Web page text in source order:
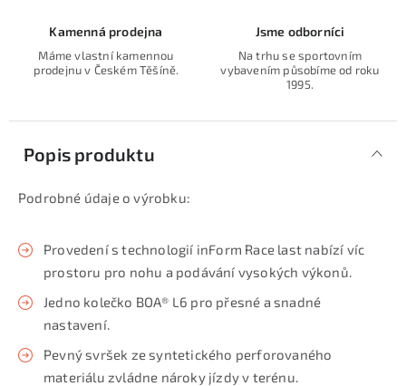
Kamenná prodejna
Máme vlastní kamennou
prodejnu v Českém Těšíně.
Jsme odborníci
Na trhu se sportovním
vybavením působíme od roku
1995.
Popis produktu
Podrobné údaje o výrobku:
Provedení s technologií inForm Race last nabízí víc
prostoru pro nohu a podávání vysokých výkonů.
Jedno kolečko BOA® L6 pro přesné a snadné
nastavení.
Pevný svršek ze syntetického perforovaného
materiálu zvládne nároky jízdy v terénu.